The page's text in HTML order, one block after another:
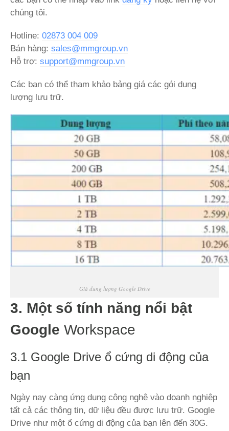
chúng tôi.
Hotline: 02873 004 009
Bán hàng: sales@mmgroup.vn
Hỗ trợ: support@mmgroup.vn
Các bạn có thể tham khảo bảng giá các gói dung
lượng lưu trữ.
Giá dung lượng Google Drive
3. Một số tính năng nổi bật
Google Workspace
3.1 Google Drive ổ cứng di động của
bạn
Ngày nay càng ứng dụng công nghệ vào doanh nghiệp
tất cả các thông tin, dữ liệu đều được lưu trữ. Google
Drive như một ổ cứng di động của bạn lên đến 30G.